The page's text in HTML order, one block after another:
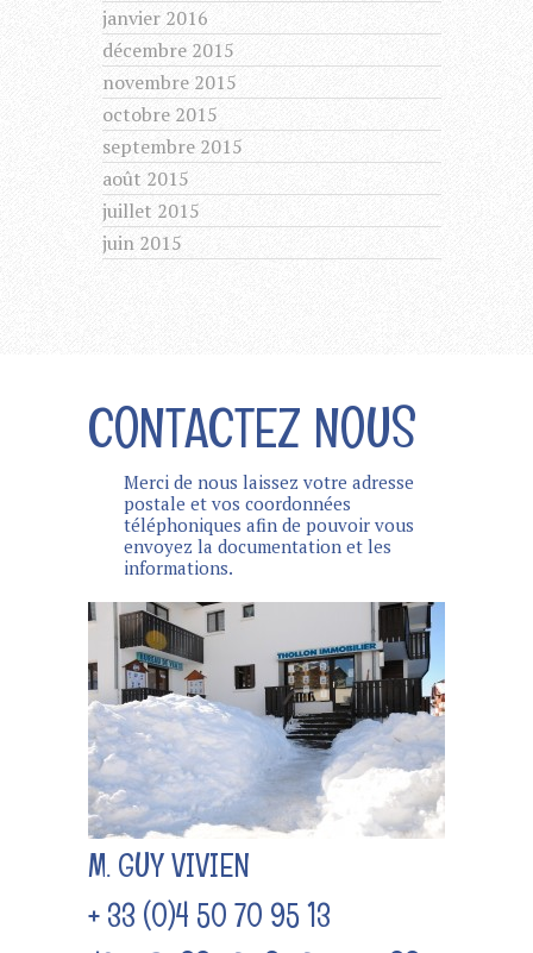
janvier 2016
décembre 2015
novembre 2015
octobre 2015
septembre 2015
août 2015
juillet 2015
juin 2015
CONTACTEZ NOUS
Merci de nous laissez votre adresse
postale et vos coordonnées
téléphoniques afin de pouvoir vous
envoyez la documentation et les
informations.
M. GUY VIVIEN
+ 33 (0)4 50 70 95 13